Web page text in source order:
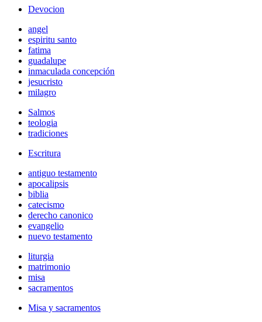
Devocion
angel
espiritu santo
fatima
guadalupe
inmaculada concepción
jesucristo
milagro
Salmos
teologia
tradiciones
Escritura
antiguo testamento
apocalipsis
biblia
catecismo
derecho canonico
evangelio
nuevo testamento
liturgia
matrimonio
misa
sacramentos
Misa y sacramentos